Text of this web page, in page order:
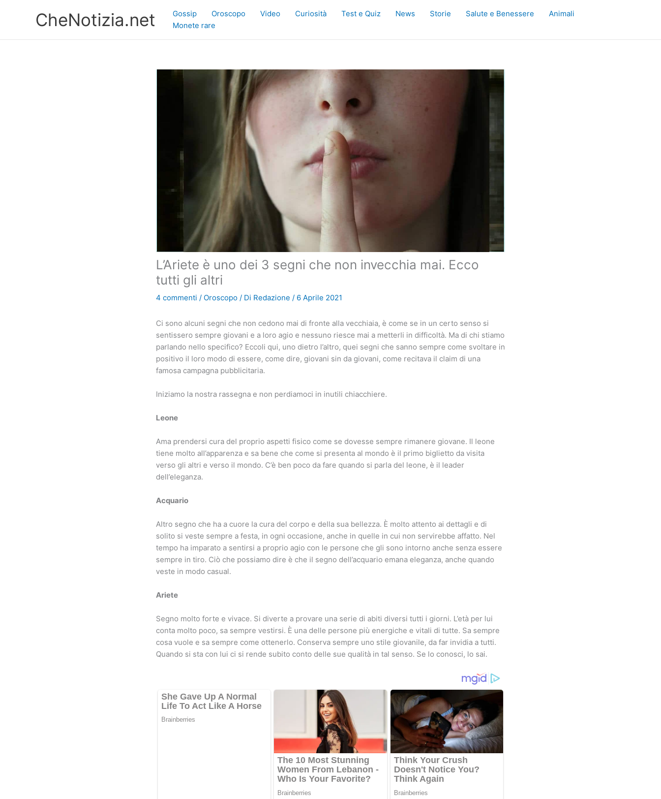
CheNotizia.net Gossip Oroscopo Video Curiosità Test e Quiz News Storie Salute e Benessere
Animali
Monete rare
L’Ariete è uno dei 3 segni che non invecchia mai. Ecco
tutti gli altri
4 commenti / Oroscopo / Di Redazione / 6 Aprile 2021
Ci sono alcuni segni che non cedono mai di fronte alla vecchiaia, è come se in un certo senso si
sentissero sempre giovani e a loro agio e nessuno riesce mai a metterli in difficoltà. Ma di chi stiamo
parlando nello specifico? Eccoli qui, uno dietro l’altro, quei segni che sanno sempre come svoltare in
positivo il loro modo di essere, come dire, giovani sin da giovani, come recitava il claim di una
famosa campagna pubblicitaria.
Iniziamo la nostra rassegna e non perdiamoci in inutili chiacchiere.
Leone
Ama prendersi cura del proprio aspetti fisico come se dovesse sempre rimanere giovane. Il leone
tiene molto all’apparenza e sa bene che come si presenta al mondo è il primo biglietto da visita
verso gli altri e verso il mondo. C’è ben poco da fare quando si parla del leone, è il leader
dell’eleganza.
Acquario
Altro segno che ha a cuore la cura del corpo e della sua bellezza. È molto attento ai dettagli e di
solito si veste sempre a festa, in ogni occasione, anche in quelle in cui non servirebbe affatto. Nel
tempo ha imparato a sentirsi a proprio agio con le persone che gli sono intorno anche senza essere
sempre in tiro. Ciò che possiamo dire è che il segno dell’acquario emana eleganza, anche quando
veste in modo casual.
Ariete
Segno molto forte e vivace. Si diverte a provare una serie di abiti diversi tutti i giorni. L’età per lui
conta molto poco, sa sempre vestirsi. È una delle persone più energiche e vitali di tutte. Sa sempre
cosa vuole e sa sempre come ottenerlo. Conserva sempre uno stile giovanile, da far invidia a tutti.
Quando si sta con lui ci si rende subito conto delle sue qualità in tal senso. Se lo conosci, lo sai.